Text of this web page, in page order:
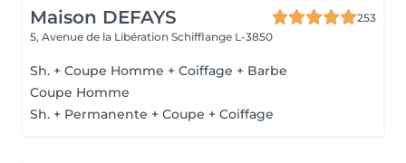
Maison DEFAYS
253
5, Avenue de la Libération Schifflange L-3850
Sh. + Coupe Homme + Coiffage + Barbe
Coupe Homme
Sh. + Permanente + Coupe + Coiffage